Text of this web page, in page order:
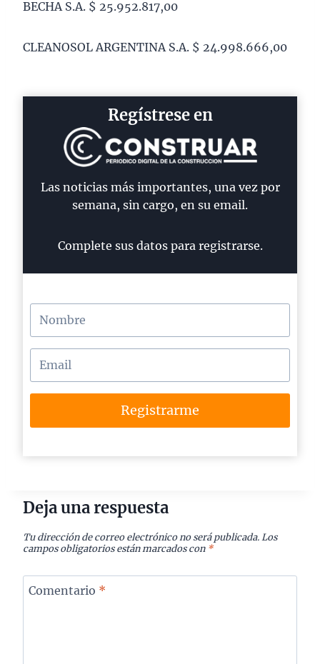
BECHA S.A. $ 25.952.817,00
CLEANOSOL ARGENTINA S.A. $ 24.998.666,00
Regístrese en
Las noticias más importantes, una vez por
semana, sin cargo, en su email.
Complete sus datos para registrarse.
Registrarme
Deja una respuesta
Tu dirección de correo electrónico no será publicada. Los
campos obligatorios están marcados con *
Comentario *